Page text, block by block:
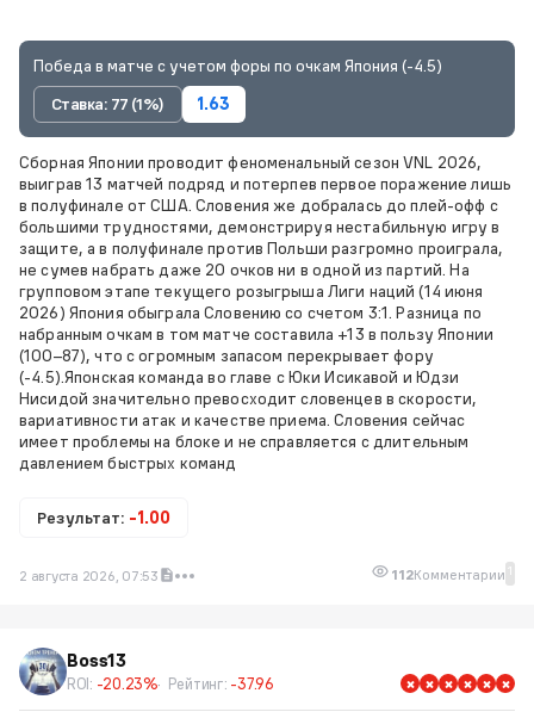
Победа в матче с учетом форы по очкам Япония (-4.5)
Ставка: 77 (1%)
1.63
Сборная Японии проводит феноменальный сезон VNL 2026,
выиграв 13 матчей подряд и потерпев первое поражение лишь
в полуфинале от США. Словения же добралась до плей-офф с
большими трудностями, демонстрируя нестабильную игру в
защите, а в полуфинале против Польши разгромно проиграла,
не сумев набрать даже 20 очков ни в одной из партий. На
групповом этапе текущего розыгрыша Лиги наций (14 июня
2026) Япония обыграла Словению со счетом 3:1. Разница по
набранным очкам в том матче составила +13 в пользу Японии
(100–87), что с огромным запасом перекрывает фору
(-4.5).Японская команда во главе с Юки Исикавой и Юдзи
Нисидой значительно превосходит словенцев в скорости,
вариативности атак и качестве приема. Словения сейчас
имеет проблемы на блоке и не справляется с длительным
давлением быстрых команд
Результат: -1.00
2 августа 2026, 07:53 112Комментарии 1
Boss13
ROI: -20.23% Рейтинг: -37.96